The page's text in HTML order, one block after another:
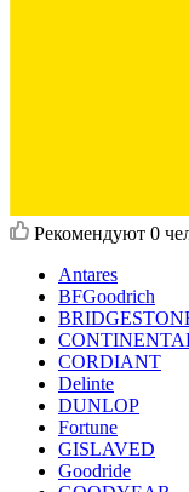
Рекомендуют 0
Antares
BFGoodrich
CORDIANT
Delinte
DUNLOP
Fortune
GISLAVED
Goodride